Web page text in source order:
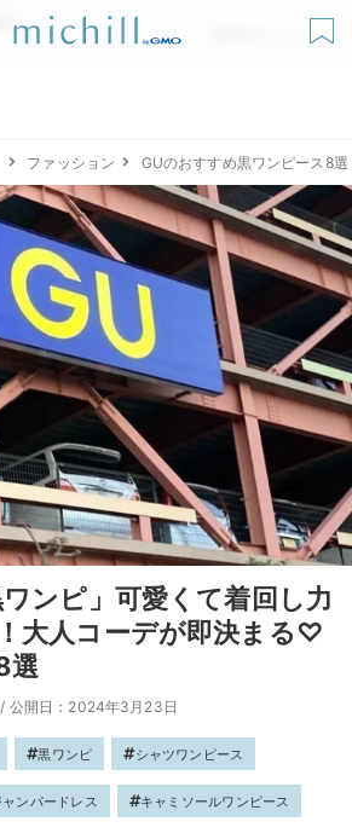
無料ダウンロード
ファッション GUのおすすめ黒ワンピース8選
ンピ」可愛くて着回し力
大人コーデが即決まる♡
選
/ 公開日：2024年3月23日
黒ワンピ シャツワンピース
ャンパードレス キャミソールワンピース